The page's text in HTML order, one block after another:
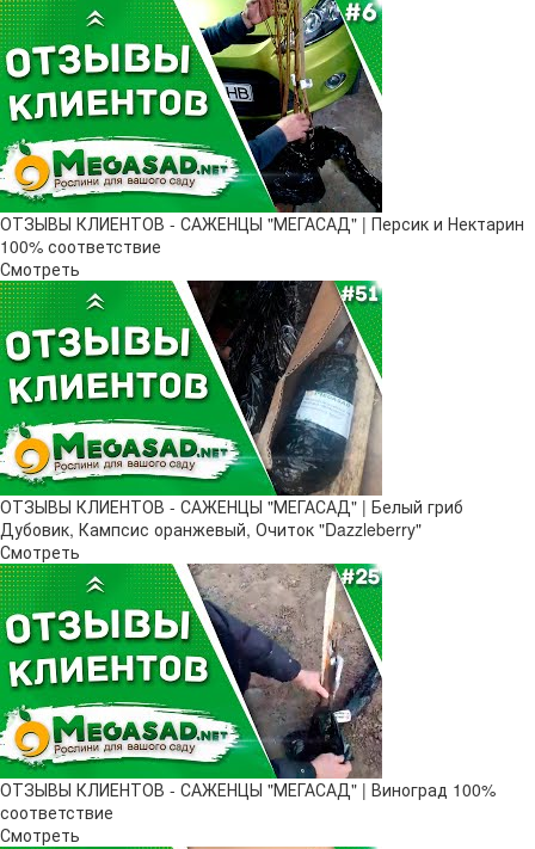
ОТЗЫВЫ КЛИЕНТОВ - САЖЕНЦЫ "МЕГАСАД" | Персик и Нектарин
100% соответствие
Смотреть
ОТЗЫВЫ КЛИЕНТОВ - САЖЕНЦЫ "МЕГАСАД" | Белый гриб
Дубовик, Кампсис оранжевый, Очиток "Dazzleberry"
Смотреть
ОТЗЫВЫ КЛИЕНТОВ - САЖЕНЦЫ "МЕГАСАД" | Виноград 100%
соответствие
Смотреть